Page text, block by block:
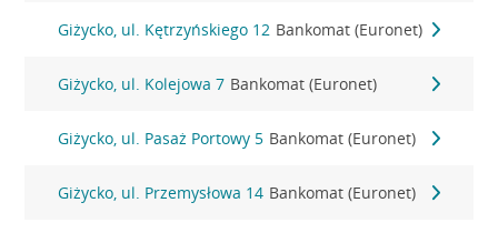
Giżycko, ul. Kętrzyńskiego 12 Bankomat (Euronet)
Giżycko, ul. Kolejowa 7 Bankomat (Euronet)
Giżycko, ul. Pasaż Portowy 5 Bankomat (Euronet)
Giżycko, ul. Przemysłowa 14 Bankomat (Euronet)